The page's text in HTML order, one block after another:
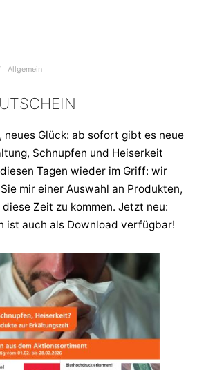
Allgemein
neues Glück: ab sofort gibt es neue
Schnupfen und Heiserkeit
Tagen wieder im Griff: wir
mir einer Auswahl an Produkten,
Zeit zu kommen. Jetzt neu:
ist auch als Download verfügbar!